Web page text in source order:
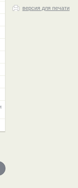
версия для печати